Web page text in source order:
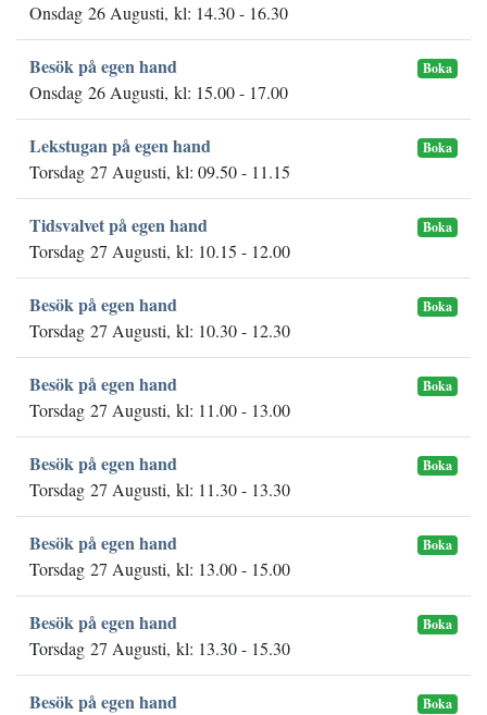
Onsdag 26 Augusti, kl: 14.30 - 16.30
Besök på egen hand Boka
Onsdag 26 Augusti, kl: 15.00 - 17.00
Lekstugan på egen hand Boka
Torsdag 27 Augusti, kl: 09.50 - 11.15
Tidsvalvet på egen hand Boka
Torsdag 27 Augusti, kl: 10.15 - 12.00
Besök på egen hand Boka
Torsdag 27 Augusti, kl: 10.30 - 12.30
Besök på egen hand Boka
Torsdag 27 Augusti, kl: 11.00 - 13.00
Besök på egen hand Boka
Torsdag 27 Augusti, kl: 11.30 - 13.30
Besök på egen hand Boka
Torsdag 27 Augusti, kl: 13.00 - 15.00
Besök på egen hand Boka
Torsdag 27 Augusti, kl: 13.30 - 15.30
Besök på egen hand Boka